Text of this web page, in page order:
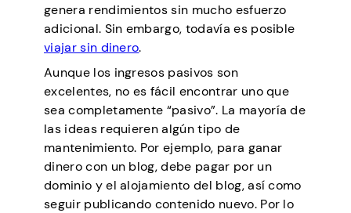
genera rendimientos sin mucho esfuerzo
adicional. Sin embargo, todavía es posible
viajar sin dinero.
Aunque los ingresos pasivos son
excelentes, no es fácil encontrar uno que
sea completamente “pasivo”. La mayoría de
las ideas requieren algún tipo de
mantenimiento. Por ejemplo, para ganar
dinero con un blog, debe pagar por un
dominio y el alojamiento del blog, así como
seguir publicando contenido nuevo. Por lo